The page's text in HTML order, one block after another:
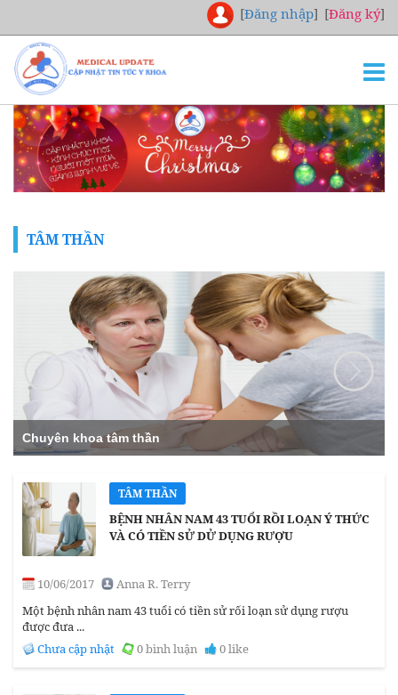
[Đăng nhập] [Đăng ký]
TRANG CHỦ
THƯ VIỆN
NGHIÊN CỨU
TUYỂN DỤNG
LIÊN HỆ
TÂM THẦN
Chuyên khoa tâm thần
TÂM THẦN
BỆNH NHÂN NAM 43 TUỔI RỒI LOẠN Ý THỨC
VÀ CÓ TIỀN SỬ DỬ DỤNG RƯỢU
10/06/2017
Anna R. Terry
Một bệnh nhân nam 43 tuổi có tiền sử rối loạn sử dụng rượu
được đưa ...
Chưa cập nhật
0 bình luận 0 like